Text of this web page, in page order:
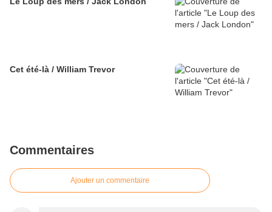
Cet été-là / William Trevor
Commentaires
Ajouter un commentaire